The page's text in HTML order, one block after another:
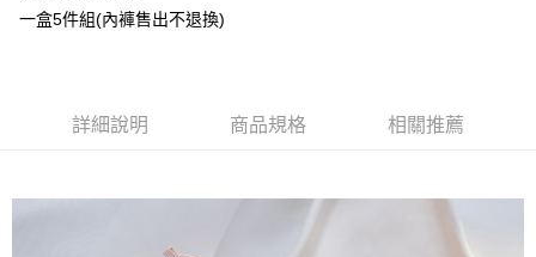
付款後全家取貨
每筆NT$80，滿NT$2,000(含以上)免運費
每筆NT$80，滿NT$2,000(含以上)免運費
一盒5件組(內褲售出不退換)
詳細說明 商品規格 相關推薦